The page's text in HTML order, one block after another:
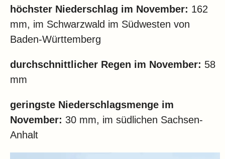
höchster Niederschlag im November: 162
mm, im Schwarzwald im Südwesten von
Baden-Württemberg
durchschnittlicher Regen im November: 58
mm
geringste Niederschlagsmenge im
November: 30 mm, im südlichen Sachsen-
Anhalt